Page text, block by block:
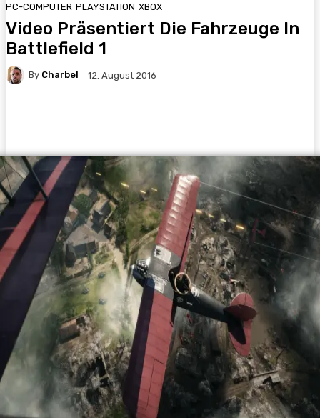
PC-COMPUTER PLAYSTATION XBOX
Video Präsentiert Die Fahrzeuge In
Battlefield 1
By Charbel 12. August 2016